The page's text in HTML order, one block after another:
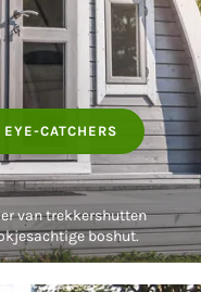
CATCHERS
van trekkershutten
boshut.